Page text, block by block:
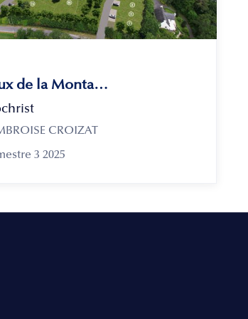
Les Coteaux de la Montagne
CROIZAT
3 2025